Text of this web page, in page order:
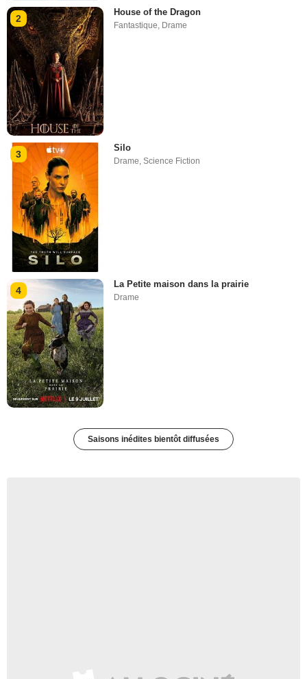
2
House of the Dragon
Fantastique, Drame
3
Silo
Drame,Science Fiction
4
La Petite maison dans la prairie
Drame
Saisons inédites bientôt diffusées